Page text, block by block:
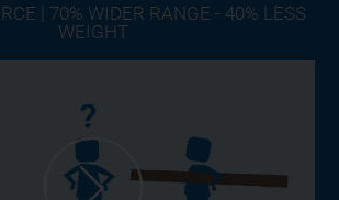
| 70% WIDER RANGE - 40% LESS
WEIGHT